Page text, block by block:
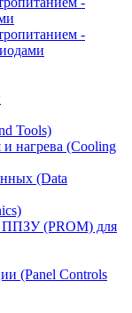
-
Tools)
нагрева (Cooling
(Data
(PROM) для
(Panel Controls